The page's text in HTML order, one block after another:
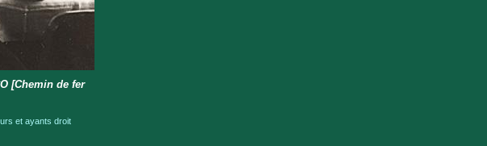
[Chemin de fer
et ayants droit